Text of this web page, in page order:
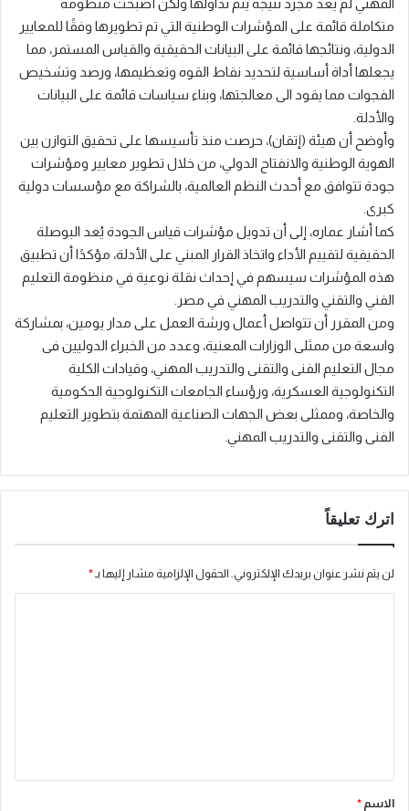
متكاملة قائمة على المؤشرات الوطنية التي تم تطويرها وفقًا للمعايير
الدولية، ونتائجها قائمة على البيانات الحقيقية والقياس المستمر، مما
يجعلها أداة أساسية لتحديد نقاط القوه وتعظيمها، ورصد وتشخيص
الفجوات مما يقود الى معالجتها، وبناء سياسات قائمة على البيانات
والأدلة.
وأوضح أن هيئة (إتقان)، حرصت منذ تأسيسها على تحقيق التوازن بين
الهوية الوطنية والانفتاح الدولي، من خلال تطوير معايير ومؤشرات
جودة تتوافق مع أحدث النظم العالمية، بالشراكة مع مؤسسات دولية
كبرى.
كما أشار عماره، إلى أن تدويل مؤشرات قياس الجودة يُعد البوصلة
الحقيقية لتقييم الأداء واتخاذ القرار المبني على الأدلة، مؤكدًا أن تطبيق
هذه المؤشرات سيسهم في إحداث نقلة نوعية في منظومة التعليم
الفني والتقني والتدريب المهني في مصر.
ومن المقرر أن تتواصل أعمال ورشة العمل على مدار يومين، بمشاركة
واسعة من ممثلى الوزارات المعنية، وعدد من الخبراء الدوليين فى
مجال التعليم الفنى والتقنى والتدريب المهني، وقيادات الكلية
التكنولوجية العسكرية، ورؤساء الجامعات التكنولوجية الحكومية
والخاصة، وممثلى بعض الجهات الصناعية المهتمة بتطوير التعليم
الفنى والتقنى والتدريب المهني.
اترك تعليقاً
لن يتم نشر عنوان بريدك الإلكتروني. الحقول الإلزامية مشار إليها بـ *
*
الاسم *